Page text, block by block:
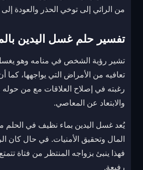
من الرائي إلى توخي الحذر والعودة
تفسير حلم غسل اليدين
تشير رؤية الشخص في منامه وهو يغسل
تعافيه من الأمراض التي يواجهها، كما
رغبته في إصلاح العلاقات مع من حوله
والابتعاد عن المعاصي.
يُعد غسل اليدين بماء نظيف في الحلم
المال وتحقيق الأمنيات. في حال كان
فهذا ينبئ بزواجه المنتظر من فتاة
رفيعة.